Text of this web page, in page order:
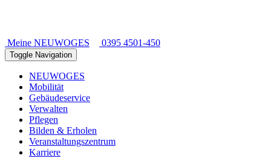
Meine NEUWOGES 0395 4501-450
Toggle Navigation
NEUWOGES
Mobilität
Gebäudeservice
Verwalten
Pflegen
Bilden & Erholen
Veranstaltungszentrum
Karriere